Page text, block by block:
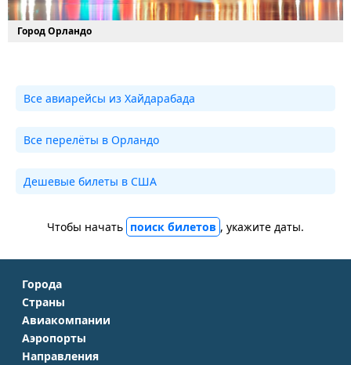
Город Орландо
Все авиарейсы из Хайдарабада
Все перелёты в Орландо
Дешевые билеты в США
Чтобы начать поиск билетов , укажите даты.
Города
Москва
Санкт-Петербург
Симферополь
Страны
Крым
Турция
Авиакомпании
Аэрофлот
Аэропорты
Домодедово
Направления